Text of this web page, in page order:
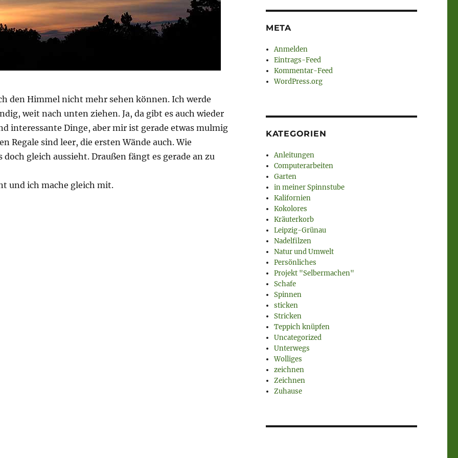
den Himmel nicht mehr sehen können. Ich werde
weit nach unten ziehen. Ja, da gibt es auch wieder
interessante Dinge, aber mir ist gerade etwas mulmig
Regale sind leer, die ersten Wände auch. Wie
doch gleich aussieht. Draußen fängt es gerade an zu
und ich mache gleich mit.
gerade und ich mache gleich mit.“
META
Anmelden
Eintrags-Feed
Kommentar-Feed
WordPress.org
KATEGORIEN
Anleitungen
Computerarbeiten
Garten
in meiner Spinnstube
Kalifornien
Kokolores
Kräuterkorb
Leipzig-Grünau
Nadelfilzen
Natur und Umwelt
Persönliches
Projekt "Selbermachen"
Schafe
Spinnen
sticken
Stricken
Teppich knüpfen
Uncategorized
Unterwegs
Wolliges
zeichnen
Zeichnen
Zuhause